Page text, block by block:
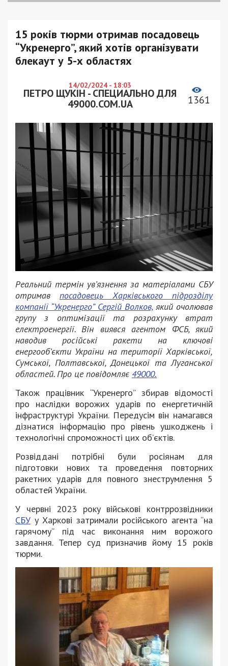
15 років тюрми отримав посадовець
“Укренерго”, який хотів організувати
блекаут у 5-х областях
14/02/2024 - 18:03
ПЕТРО ЩУКІН - СПЕЦИАЛЬНО ДЛЯ
49000.COM.UA
1361
Реальний термін ув’язнення за матеріалами СБУ
отримав посадовець Харківського підрозділу
компанії “Укренерго” Сергій Волков,який очолював
групу з оптимізації та розрахунку втрат
електроенергії. Він виявся агентом ФСБ, який
наводив російські ракети на ключові
енергооб’єкти України на території Харківської,
Сумської, Полтавської, Донецької та Луганської
областей. Про це повідомляє 49000.
Також працівник “Укренерго” збирав відомості
про наслідки ворожих ударів по енергетичній
інфраструктурі України. Передусім він намагався
дізнатися інформацію про рівень ушкоджень і
технологічні спроможності цих об’єктів.
Розвіддані потрібні були росіянам для
підготовки нових та проведення повторних
ракетних ударів для повного знеструмлення 5
областей України.
У червні 2023 року військові контррозвідники
СБУ у Харкові затримали російського агента “на
гарячому” під час виконання ним ворожого
завдання. Тепер суд призначив йому 15 років
тюрми.